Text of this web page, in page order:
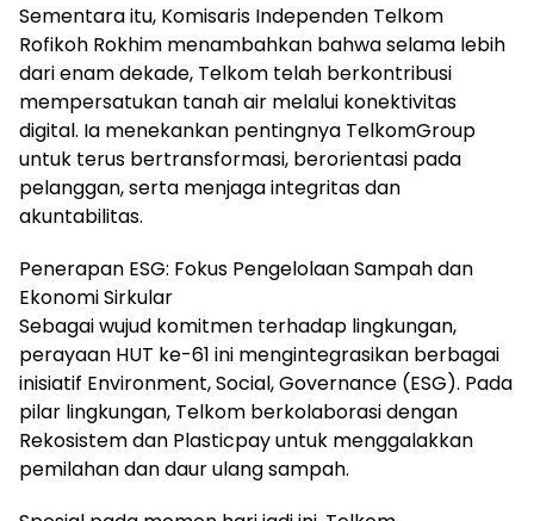
Sementara itu, Komisaris Independen Telkom
Rofikoh Rokhim menambahkan bahwa selama lebih
dari enam dekade, Telkom telah berkontribusi
mempersatukan tanah air melalui konektivitas
digital. Ia menekankan pentingnya TelkomGroup
untuk terus bertransformasi, berorientasi pada
pelanggan, serta menjaga integritas dan
akuntabilitas.
Penerapan ESG: Fokus Pengelolaan Sampah dan
Ekonomi Sirkular
Sebagai wujud komitmen terhadap lingkungan,
perayaan HUT ke-61 ini mengintegrasikan berbagai
inisiatif Environment, Social, Governance (ESG). Pada
pilar lingkungan, Telkom berkolaborasi dengan
Rekosistem dan Plasticpay untuk menggalakkan
pemilahan dan daur ulang sampah.